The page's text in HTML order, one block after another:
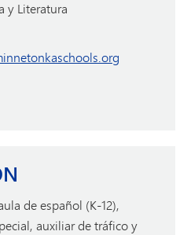
y Literatura
de español (K-12),
auxiliar de tráfico y